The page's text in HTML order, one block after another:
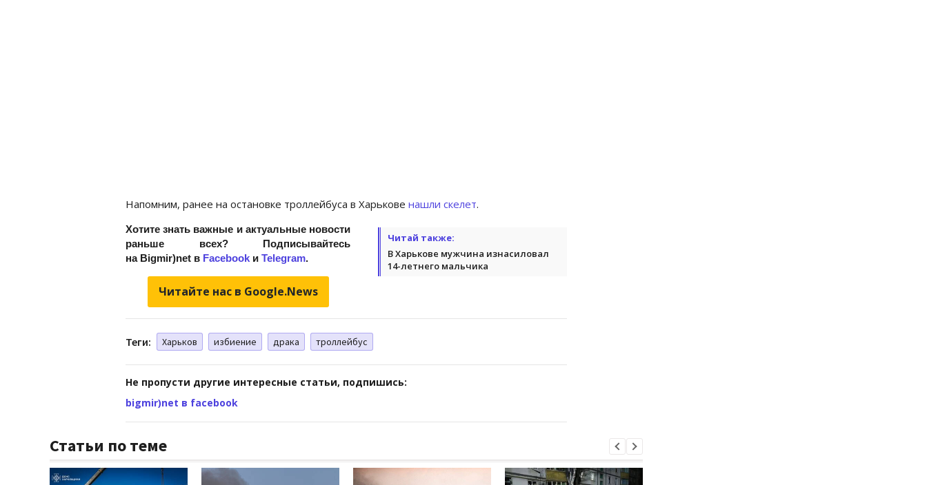
Напомним, ранее на остановке троллейбуса в Харькове нашли скелет.
Читай также:
В Харькове мужчина изнасиловал
14-летнего мальчика
Хотите знать важные и актуальные новости
раньше всех? Подписывайтесь
на Bigmir)net в Facebook и Telegram.
Читайте нас в Google.News
Теги: Харьков избиение драка троллейбус
Не пропусти другие интересные статьи, подпишись:
bigmir)net в facebook
Статьи по теме